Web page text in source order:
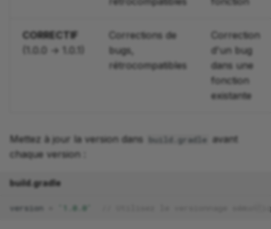
CORRECTIF
(1.0.0 → 1.0.1)
Corrections de
bugs,
rétrocompatibles
Correction
d'un bug
dans une
fonction
existante
Mettez à jour la version dans build.gradle
avant
chaque version :
build.gradle
version '1.0.0' // Utilisez le versionnage sémantique